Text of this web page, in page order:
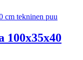
100x35x40